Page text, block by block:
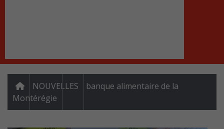
NOUVELLES
banque alimentaire de la
Montérégie